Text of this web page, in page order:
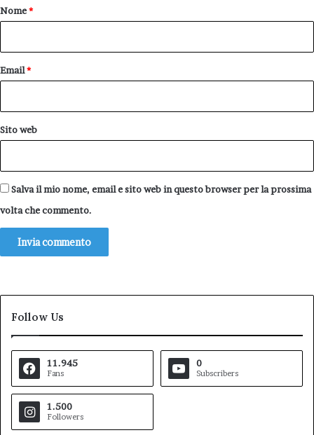
o
Nome*
Email*
Sito web
Salva il mio nome, email e sito web in questo browser per la prossima
volta che commento.
Follow Us
11.945
Fans
0
Subscribers
1.500
Followers